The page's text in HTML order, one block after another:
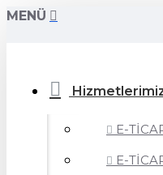
MENÜ
E-
E-